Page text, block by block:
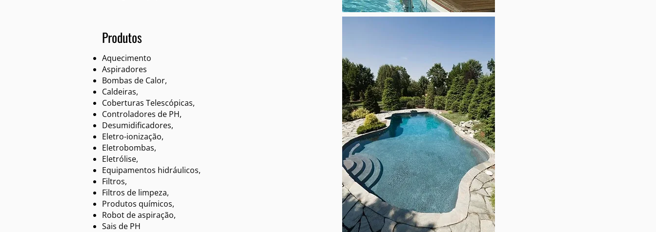
Produtos
Aquecimento
Aspiradores
Bombas de Calor,
Caldeiras,
Coberturas Telescópicas,
Controladores de PH,
Desumidificadores,
Eletro-ionização,
Eletrobombas,
Eletrólise,
Equipamentos hidráulicos,
Filtros,
Filtros de limpeza,
Produtos químicos,
Robot de aspiração,
Sais de PH